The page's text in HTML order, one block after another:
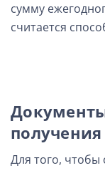
сумму
считается
Для того,